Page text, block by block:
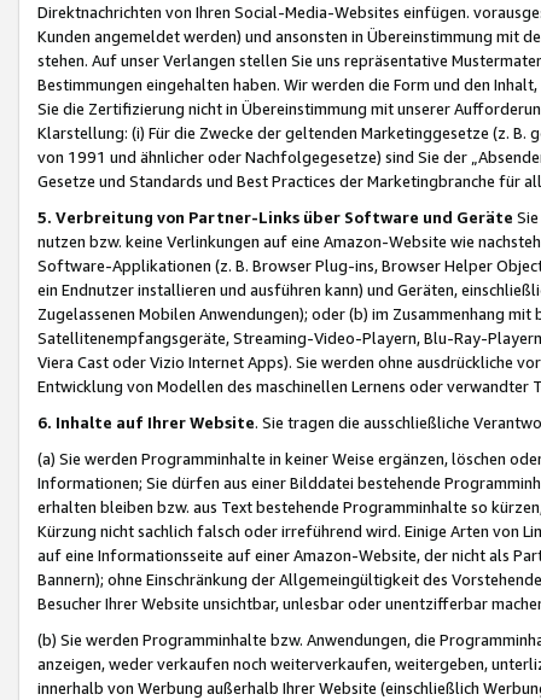
Direktnachrichten von Ihren Social-Media-Websites einfügen.
Kunden angemeldet werden) und ansonsten in Übereinstimmung mit
stehen. Auf unser Verlangen stellen Sie uns repräsentative
Bestimmungen eingehalten haben. Wir werden die Form und den
Sie die Zertifizierung nicht in Übereinstimmung mit unserer
Klarstellung: (i) Für die Zwecke der geltenden Marketinggesetze (z. B.
von 1991 und ähnlicher oder Nachfolgegesetze) sind Sie der
Gesetze und Standards und Best Practices der Marketingbranche für
5. Verbreitung von Partner-Links über Software und Geräte
nutzen bzw. keine Verlinkungen auf eine Amazon-Website wie
Software-Applikationen (z. B. Browser Plug-ins, Browser Helper
ein Endnutzer installieren und ausführen kann) und Geräten,
Zugelassenen Mobilen Anwendungen); oder (b) im Zusammenhang
Satellitenempfangsgeräte, Streaming-Video-Playern, Blu-Ray-
Viera Cast oder Vizio Internet Apps). Sie werden ohne ausdrückliche
Entwicklung von Modellen des maschinellen Lernens oder
6. Inhalte auf Ihrer Website. Sie tragen die ausschließliche
(a) Sie werden Programminhalte in keiner Weise ergänzen, löschen
Informationen; Sie dürfen aus einer Bilddatei bestehende
erhalten bleiben bzw. aus Text bestehende Programminhalte so
Kürzung nicht sachlich falsch oder irreführend wird. Einige Arten von
auf eine Informationsseite auf einer Amazon-Website, der nicht als
Bannern); ohne Einschränkung der Allgemeingültigkeit des
Besucher Ihrer Website unsichtbar, unlesbar oder unentzifferbar
(b) Sie werden Programminhalte bzw. Anwendungen, die
anzeigen, weder verkaufen noch weiterverkaufen, weitergeben,
innerhalb von Werbung außerhalb Ihrer Website (einschließlich